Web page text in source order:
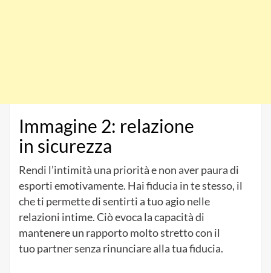
Immagine 2: relazione
in sicurezza
Rendi l’intimità una priorità e non aver paura di
esporti emotivamente. Hai fiducia in te stesso, il
che ti permette di sentirti a tuo agio nelle
relazioni intime. Ciò evoca la capacità di
mantenere un rapporto molto stretto con il
tuo partner senza rinunciare alla tua fiducia.